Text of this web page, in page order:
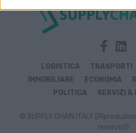
LOGISTICA TRASPORTI
IMMOBILIARE
ECONOMIA
POLITICA
SERVIZI &
© SUPPLY CHAIN ITALY
reserved)